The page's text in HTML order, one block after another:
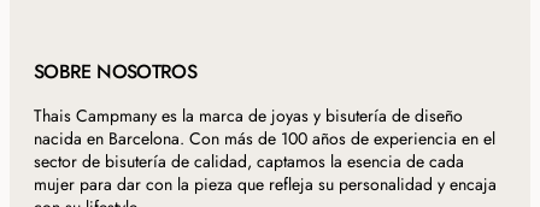
SOBRE NOSOTROS
Thais Campmany es la marca de joyas y bisutería de diseño
nacida en Barcelona. Con más de 100 años de experiencia en el
sector de bisutería de calidad, captamos la esencia de cada
mujer para dar con la pieza que refleja su personalidad y encaja